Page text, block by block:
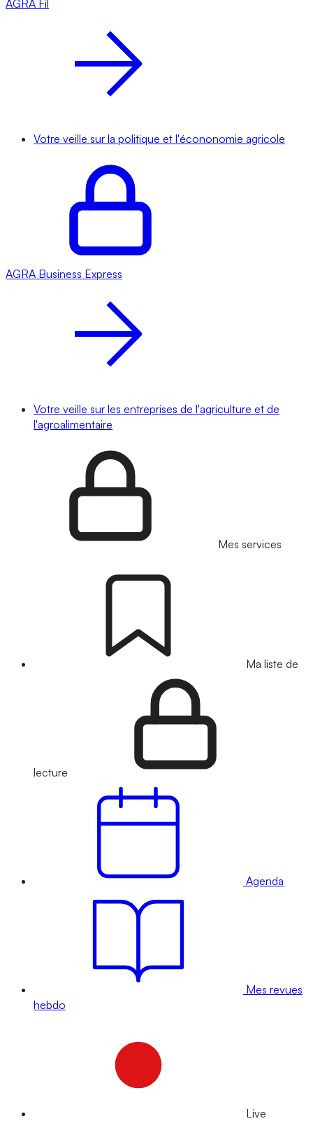
AGRA Fil
Votre veille sur la politique et l'écononomie agricole
AGRA Business Express
Votre veille sur les entreprises de l'agriculture et de
l'agroalimentaire
Mes services
Ma liste de
lecture
Agenda
Mes revues
hebdo
Live